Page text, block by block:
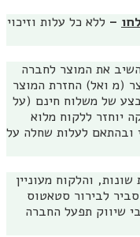
– ללא כל עלות וזיכוי
את המוצר לחברה
(מ ואל) החזרת המוצר
של משלוח חינם (על
יוחזר ללקוח מלוא
ובהתאם לעלות שחלה על
והלקוח מעוניין
לבירור סטאטוס
שיווק תפעל החברה